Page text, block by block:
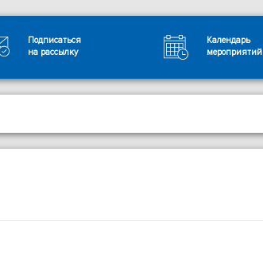
Подписаться
на рассылку
Календарь
мероприятий